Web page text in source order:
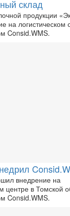
склад
продукции
на логистическом
Consid.WMS.
внедрение на
центре в Томской
Consid.WMS.